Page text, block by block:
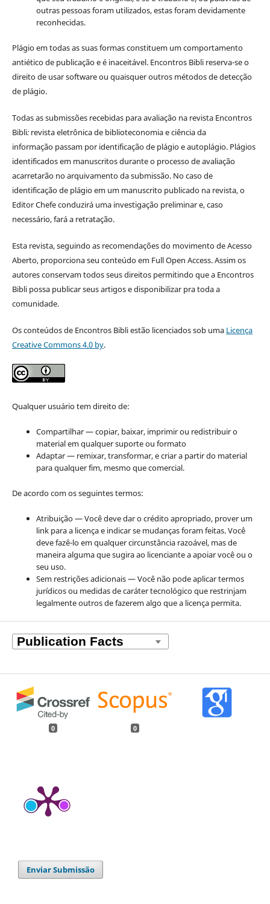
outras pessoas foram utilizados, estas foram devidamente
reconhecidas.
Plágio em todas as suas formas constituem um comportamento
antiético de publicação e é inaceitável. Encontros Bibli reserva-se o
direito de usar software ou quaisquer outros métodos de detecção
de plágio.
Todas as submissões recebidas para avaliação na revista Encontros
Bibli: revista eletrônica de biblioteconomia e ciência da
informaçãopassam por identificação de plágio e autoplágio. Plágios
identificados em manuscritos durante o processo de avaliação
acarretarão no arquivamento da submissão. No caso de
identificação de plágio em um manuscrito publicado na revista, o
Editor Chefe conduzirá uma investigação preliminar e, caso
necessário, fará a retratação.
Esta revista, seguindo as recomendações do movimento de Acesso
Aberto, proporciona seu conteúdo em Full Open Access. Assim os
autores conservam todos seus direitos permitindo que a Encontros
Bibli possa publicar seus artigos e disponibilizar pra toda a
comunidade.
Os conteúdos de Encontros Bibli estão licenciados sob uma Licença
Creative Commons 4.0 by.
Qualquer usuário tem direito de:
Compartilhar — copiar, baixar, imprimir ou redistribuir o
material em qualquer suporte ou formato
Adaptar — remixar, transformar, e criar a partir do material
para qualquer fim, mesmo que comercial.
De acordo com os seguintes termos:
Atribuição — Você deve dar o crédito apropriado, prover um
link para a licença e indicar se mudanças foram feitas. Você
deve fazê-lo em qualquer circunstância razoável, mas de
maneira alguma que sugira ao licenciante a apoiar você ou o
seu uso.
Sem restrições adicionais — Você não pode aplicar termos
jurídicos ou medidas de caráter tecnológico que restrinjam
legalmente outros de fazerem algo que a licença permita.
0 0
Enviar Submissão